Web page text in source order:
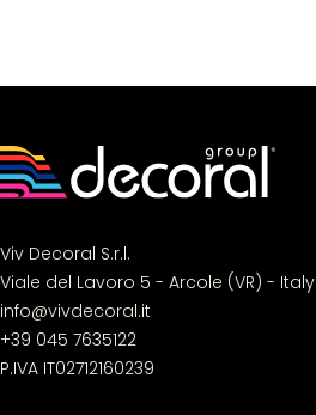
Viv Decoral S.r.l.
Viale del Lavoro 5 - Arcole (VR) - Italy
info@vivdecoral.it
+39 045 7635122
P.IVA IT02712160239